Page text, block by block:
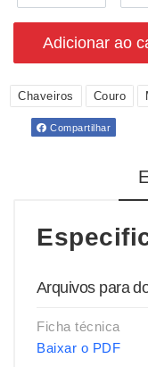
Adicionar ao
Chaveiros Couro
Compartilhar
Arquivos para
Ficha técnica
Baixar o PDF